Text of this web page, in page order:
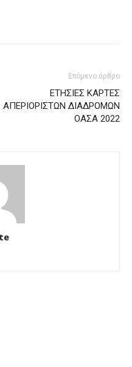
Επόμενο άρθρο
ΕΤΗΣΙΕΣ ΚΑΡΤΕΣ
ΑΠΕΡΙΟΡΙΣΤΩΝ ΔΙΑΔΡΟΜΩΝ
ΟΑΣΑ 2022